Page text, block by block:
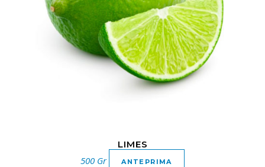
LIMES
500 Gr ANTEPRIMA